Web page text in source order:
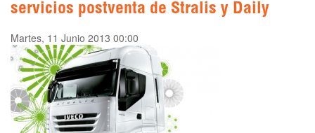
servicios postventa de Stralis y Daily
Martes, 11 Junio 2013 00:00